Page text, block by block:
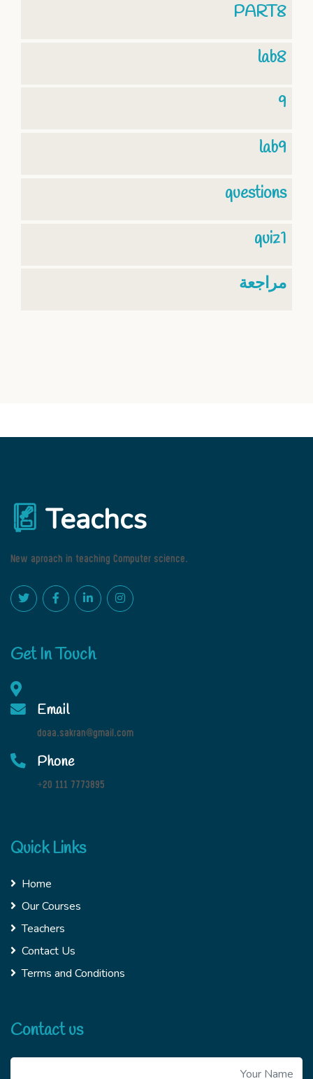
PART8
lab8
9
lab9
questions
quiz1
مراجعة
Teachcs
New aproach in teaching Computer science.
Get In Touch
Email
doaa.sakran@gmail.com
Phone
+20 111 7773895
Quick Links
Home
Our Courses
Teachers
Contact Us
Terms and Conditions
Contact us